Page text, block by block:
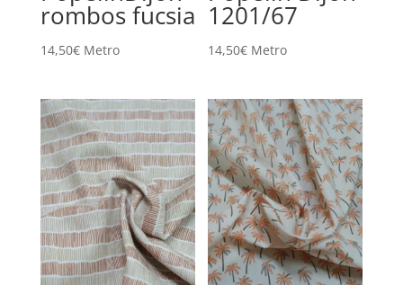
rombos fucsia
14,50€ Metro
1201/67
14,50€ Metro